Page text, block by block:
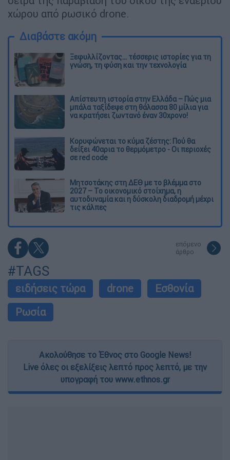
χώρου από ρωσικό drone.
Διαβάστε ακόμη
Ξεφυλλίζοντας... τέσσερις ιστορίες για τη
γνώση, τη φύση και την τεχνολογία
Απίστευτη ιστορία στην Ελλάδα – Πώς μια
μπάλα ταξίδεψε στη θάλασσα 80 μίλια για
να κρατήσει ζωντανό έναν 30χρονο!
Κορυφώνεται το κύμα ζέστης: Πού θα
δείξει 40αρια το θερμόμετρο - Οι περιοχές
σε red code
Μητσοτάκης στη ΔΕΘ με το βλέμμα στο
2027 – Το οικονομικό στοίχημα, η
αυτοδυναμία και η δύσκολη διαδρομή μέχρι
τις κάλπες
επόμενο
άρθρο
#TAGS
ειδήσεις τώρα drone
Εσθονία
Ρωσία
Ακολούθησε το Έθνος στο Google News!
Live όλες οι εξελίξεις λεπτό προς λεπτό, με την
υπογραφή του www.ethnos.gr